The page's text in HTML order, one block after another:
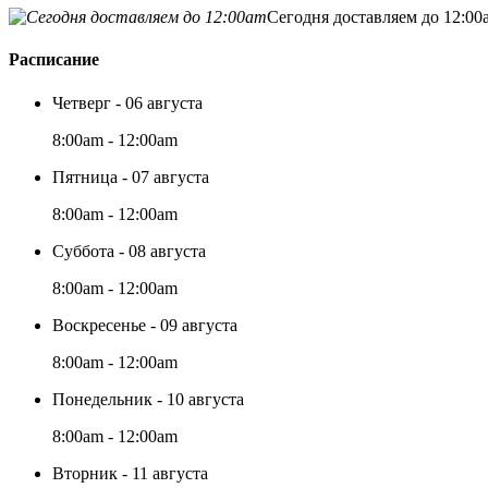
Сегодня доставляем до
Расписание
Четверг - 06 августа
8:00am - 12:00am
Пятница - 07 августа
8:00am - 12:00am
Суббота - 08 августа
8:00am - 12:00am
Воскресенье - 09 августа
8:00am - 12:00am
Понедельник - 10 августа
8:00am - 12:00am
Вторник - 11 августа